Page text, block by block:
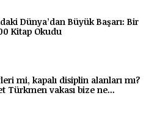
Dünya’dan Büyük Başarı: Bir
Kitap Okudu
mi, kapalı disiplin alanları mı?
Türkmen vakası bize ne...